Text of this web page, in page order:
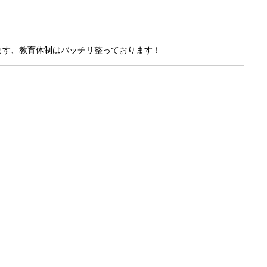
、教育体制はバッチリ整っております！